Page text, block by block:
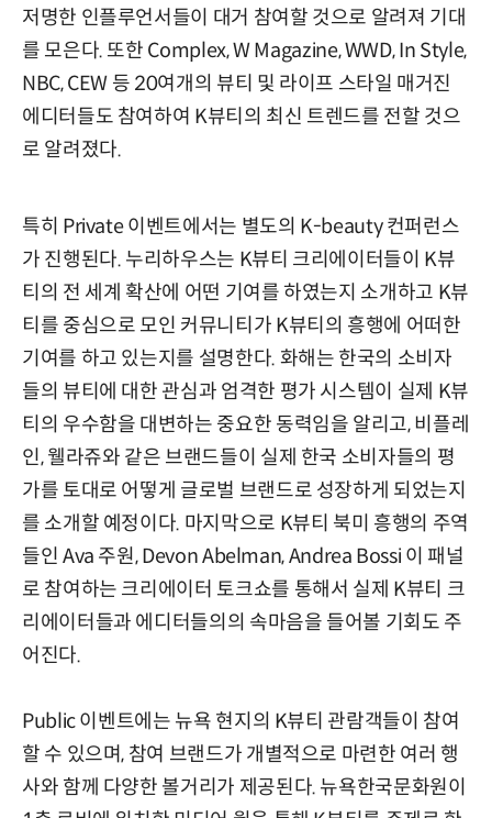
저명한 인플루언서들이 대거 참여할 것으로 알려져 기대
를 모은다. 또한 Complex, W Magazine, WWD, In Style,
NBC, CEW 등 20여개의 뷰티 및 라이프 스타일 매거진
에디터들도 참여하여 K뷰티의 최신 트렌드를 전할 것으
로 알려졌다.
특히 Private 이벤트에서는 별도의 K-beauty 컨퍼런스
가 진행된다. 누리하우스는 K뷰티 크리에이터들이 K뷰
티의 전 세계 확산에 어떤 기여를 하였는지 소개하고 K뷰
티를 중심으로 모인 커뮤니티가 K뷰티의 흥행에 어떠한
기여를 하고 있는지를 설명한다. 화해는 한국의 소비자
들의 뷰티에 대한 관심과 엄격한 평가 시스템이 실제 K뷰
티의 우수함을 대변하는 중요한 동력임을 알리고, 비플레
인, 웰라쥬와 같은 브랜드들이 실제 한국 소비자들의 평
가를 토대로 어떻게 글로벌 브랜드로 성장하게 되었는지
를 소개할 예정이다. 마지막으로 K뷰티 북미 흥행의 주역
들인 Ava 주원, Devon Abelman, Andrea Bossi 이 패널
로 참여하는 크리에이터 토크쇼를 통해서 실제 K뷰티 크
리에이터들과 에디터들의의 속마음을 들어볼 기회도 주
어진다.
Public 이벤트에는 뉴욕 현지의 K뷰티 관람객들이 참여
할 수 있으며, 참여 브랜드가 개별적으로 마련한 여러 행
사와 함께 다양한 볼거리가 제공된다. 뉴욕한국문화원이